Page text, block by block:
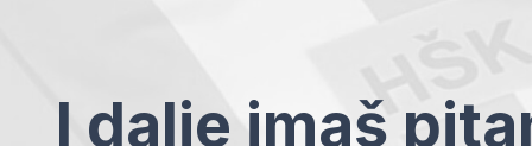
I dalje imaš